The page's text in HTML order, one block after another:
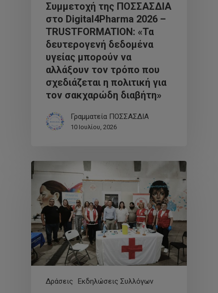
Συμμετοχή της ΠΟΣΣΑΣΔΙΑ
στο Digital4Pharma 2026 –
TRUSTFORMATION: «Τα
δευτερογενή δεδομένα
υγείας μπορούν να
αλλάξουν τον τρόπο που
σχεδιάζεται η πολιτική για
τον σακχαρώδη διαβήτη»
Γραμματεία ΠΟΣΣΑΣΔΙΑ
10 Ιουλίου, 2026
Δράσεις
Εκδηλώσεις Συλλόγων